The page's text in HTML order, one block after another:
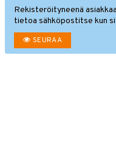
Rekisteröityneenä
tietoa sähköpostitse kun
SEURAA